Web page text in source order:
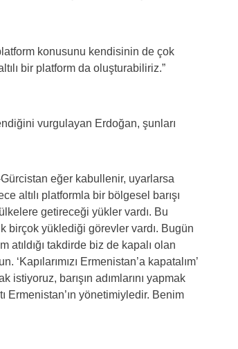
konusunu kendisinin de çok
bir platform da oluşturabiliriz.”
vurgulayan Erdoğan, şunları
eğer kabullenir, uyarlarsa
altılı platformla bir bölgesel barışı
getireceği yükler vardı. Bu
birçok yüklediği görevler vardı. Bugün
takdirde biz de kapalı olan
‘Kapılarımızı Ermenistan’a kapatalım’
barışın adımlarını yapmak
Ermenistan’ın yönetimiyledir. Benim